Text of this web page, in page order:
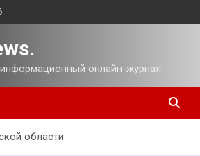
онлайн-журнал.
области